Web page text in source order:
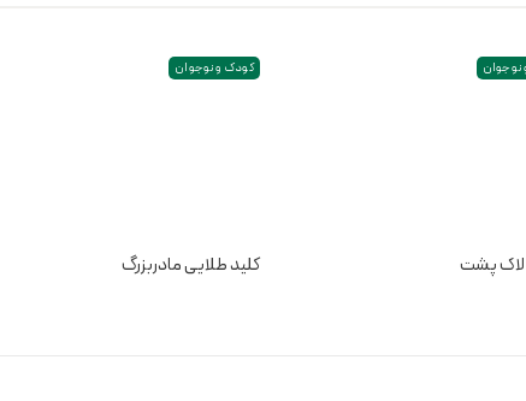
لاک پشت
کودک و نوجوان
کلید طلایی مادربزرگ